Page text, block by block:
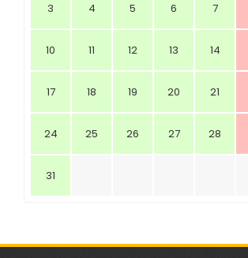
3 4 5 6 7
10 11 12 13 14
17 18 19 20 21
24 25 26 27 28
31